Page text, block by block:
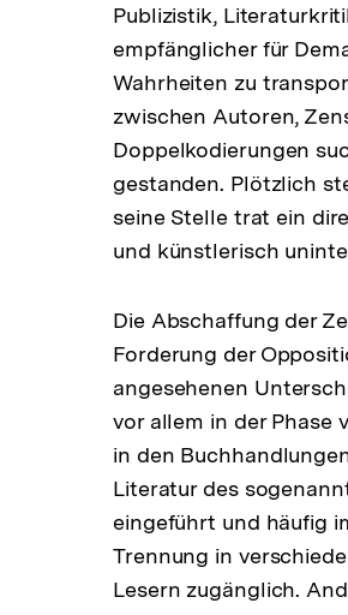
Publizistik,
empfänglicher für
Wahrheiten zu
zwischen Autoren,
Doppelkodierungen
gestanden. Plötzlich
seine Stelle trat ein
und künstlerisch
Die Abschaffung der
Forderung der
angesehenen
vor allem in der Phase
in den
Literatur des
eingeführt und häufig
Trennung in
Lesern zugänglich.